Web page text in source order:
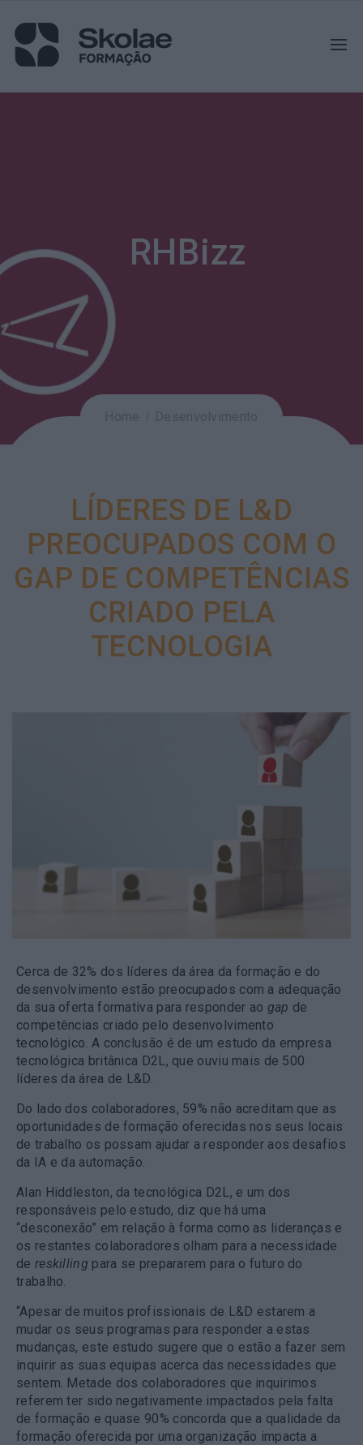
RHBizz
LÍDERES DE L&D
PREOCUPADOS COM O
GAP DE COMPETÊNCIAS
CRIADO PELA
TECNOLOGIA
Cerca de 32% dos líderes da área da formação e do
desenvolvimento estão preocupados com a adequação
da sua oferta formativa para responder ao gap de
competências criado pelo desenvolvimento
tecnológico. A conclusão é de um estudo da empresa
tecnológica britânica D2L, que ouviu mais de 500
líderes da área de L&D.
Do lado dos colaboradores, 59% não acreditam que as
oportunidades de formação oferecidas nos seus locais
de trabalho os possam ajudar a responder aos desafios
da IA e da automação.
Alan Hiddleston, da tecnológica D2L, e um dos
responsáveis pelo estudo, diz que há uma
“desconexão” em relação à forma como as lideranças e
os restantes colaboradores olham para a necessidade
de reskilling para se prepararem para o futuro do
trabalho.
“Apesar de muitos profissionais de L&D estarem a
mudar os seus programas para responder a estas
mudanças, este estudo sugere que o estão a fazer sem
inquirir as suas equipas acerca das necessidades que
sentem. Metade dos colaboradores que inquirimos
referem ter sido negativamente impactados pela falta
de formação e quase 90% concorda que a qualidade da
formação oferecida por uma organização impacta a